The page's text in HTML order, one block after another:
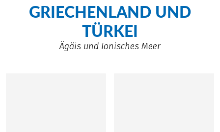
GRIECHENLAND UND
TÜRKEI
Ägäis und Ionisches Meer